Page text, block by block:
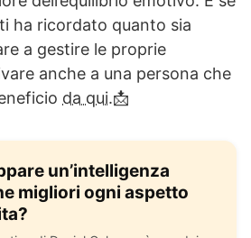
ha ricordato quanto sia
a gestire le proprie
anche a una persona che
da qui.📩
un’intelligenza
migliori ogni aspetto